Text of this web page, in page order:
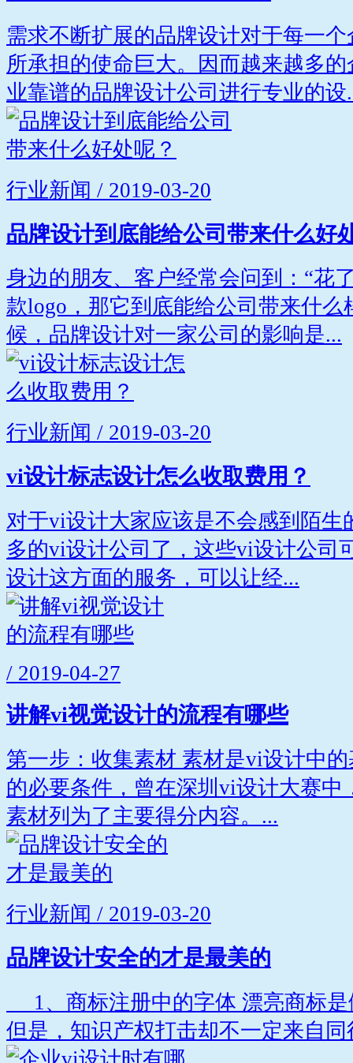
需求不断扩展的品牌设计对于每一
所承担的使命巨大。因而越来越多
业靠谱的品牌设计公司进行专业的设
行业新闻 / 2019-03-20
品牌设计到底能给公司带来什么好
身边的朋友、客户经常会问到：“花
款logo，那它到底能给公司带来什么
候，品牌设计对一家公司的影响是...
行业新闻 / 2019-03-20
vi设计标志设计怎么收取费用？
对于vi设计大家应该是不会感到陌生
多的vi设计公司了，这些vi设计公司
设计这方面的服务，可以让经...
/ 2019-04-27
讲解vi视觉设计的流程有哪些
第一步：收集素材 素材是vi设计中
的必要条件，曾在深圳vi设计大赛
素材列为了主要得分内容。...
行业新闻 / 2019-03-20
品牌设计安全的才是最美的
1、商标注册中的字体 漂亮商标是
但是，知识产权打击却不一定来自